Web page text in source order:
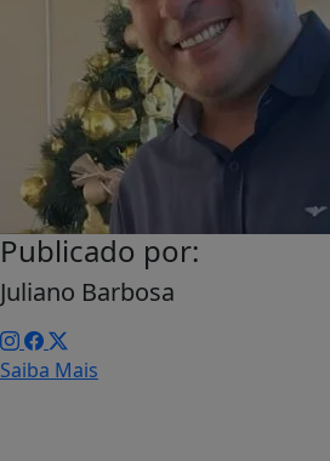
Publicado por:
Juliano Barbosa
Saiba Mais